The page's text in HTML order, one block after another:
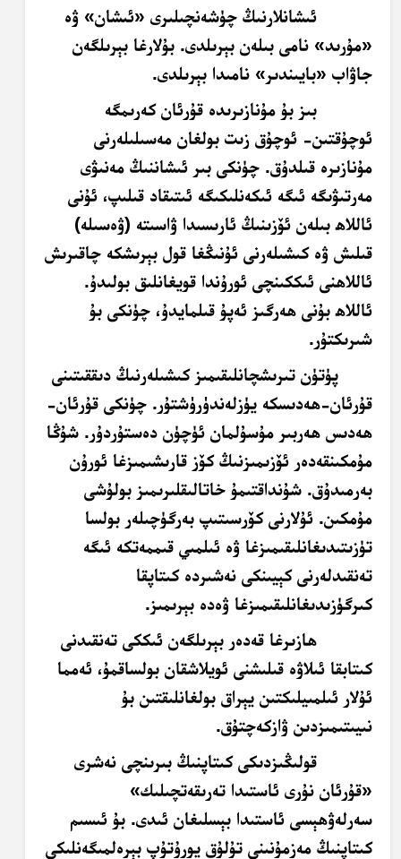
ئىشانلارنىڭ چۈشەنچىلىرى «ئىشان» ۋە
«مۇرىد» نامى بىلەن بېرىلدى. بۇلارغا بېرىلگەن
جاۋاب «بايىندىر» نامىدا بېرىلدى.
بىز بۇ مۇنازىرىدە قۇرئان كەرىمگە
ئوچۇقتىن- ئوچۇق زىت بولغان مەسىلىلەرنى
مۇنازىرە قىلدۇق. چۈنكى بىر ئىشاننىڭ مەنىۋى
مەرتىۋىگە ئىگە ئىكەنلىكىگە ئىتىقاد قىلىپ، ئۇنى
ئاللاھ بىلەن ئۆزىنىڭ ئارىسىدا ۋاسىتە (ۋەسىلە)
قىلىش ۋە كىشىلەرنى ئۇنىڭغا قول بېرىشكە چاقىرىش
ئاللاھنى ئىككىنچى ئورۇندا قويغانلىق بولىدۇ.
ئاللاھ بۇنى ھەرگىز ئەپۇ قىلمايدۇ، چۈنكى بۇ
شىرىكتۇر.
پۈتۈن تىرىشچانلىقىمىز كىشىلەرنىڭ دىققىتىنى
قۇرئان-ھەدىسكە يۈزلەندۈرۈشتۇر. چۈنكى قۇرئان-
ھەدىس ھەربىر مۇسۇلمان ئۈچۈن دەستۇردۇر. شۇڭا
مۇمكىنقەدەر ئۆزىمىزنىڭ كۆز قارىشىمىزغا ئورۇن
بەرمىدۇق. شۇنداقتىمۇ خاتالىقلىرىمىز بولۇشى
مۇمكىن. ئۇلارنى كۆرسىتىپ بەرگۈچىلەر بولسا
تۈزىتىدىغانلىقىمىزغا ۋە ئىلمىي قىممەتكە ئىگە
تەنقىدلەرنى كېيىنكى نەشىردە كىتاپقا
كىرگۈزىدىغانلىقىمىزغا ۋەدە بېرىمىز.
ھازىرغا قەدەر بېرىلگەن ئىككى تەنقىدنى
كىتابقا ئىلاۋە قىلىشنى ئويلاشقان بولساقمۇ، ئەمما
ئۇلار ئىلمىيلىكتىن يېراق بولغانلىقتىن بۇ
نىيىتىمىزدىن ۋازكەچتۇق.
قولىڭىزدىكى كىتاپنىڭ بىرىنچى نەشرى
«قۇرئان نۇرى ئاستىدا تەرىقەتچىلىك»
سەرلەۋھېسى ئاستىدا بېسلىغان ئىدى. بۇ ئىسىم
كىتاپنىڭ مەزمۇنىنى تۇلۇق يورۇتۇپ بېرەلمىگەنلىكى